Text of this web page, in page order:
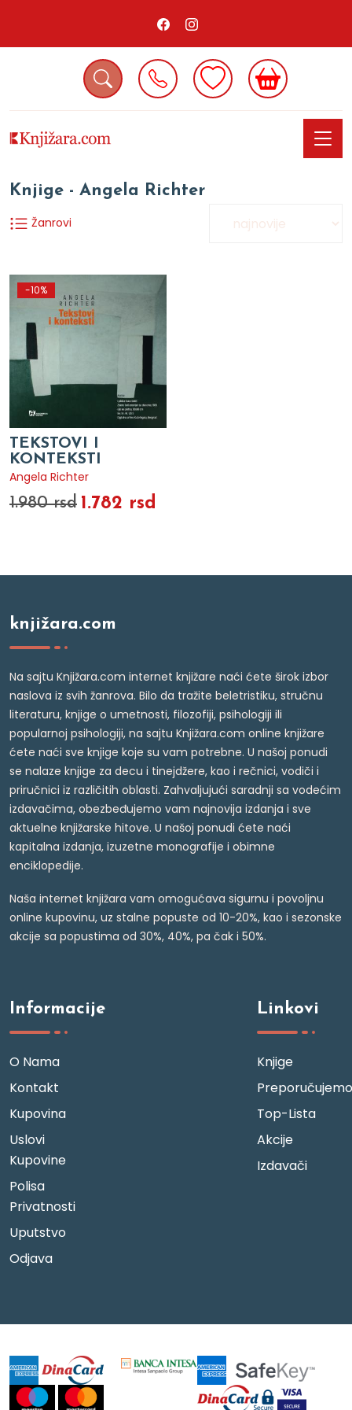
Knjige - Angela Richter
Žanrovi
-10%
TEKSTOVI I
KONTEKSTI
Angela Richter
1.980 rsd 1.782 rsd
knjižara.com
Na sajtu Knjižara.com internet knjižare naći ćete širok izbor
naslova iz svih žanrova. Bilo da tražite beletristiku, stručnu
literaturu, knjige o umetnosti, filozofiji, psihologiji ili
popularnoj psihologiji, na sajtu Knjižara.com online knjižare
ćete naći sve knjige koje su vam potrebne. U našoj ponudi
se nalaze knjige za decu i tinejdžere, kao i rečnici, vodiči i
priručnici iz različitih oblasti. Zahvaljujući saradnji sa vodećim
izdavačima, obezbeđujemo vam najnovija izdanja i sve
aktuelne knjižarske hitove. U našoj ponudi ćete naći
kapitalna izdanja, izuzetne monografije i obimne
enciklopedije.
Naša internet knjižara vam omogućava sigurnu i povoljnu
online kupovinu, uz stalne popuste od 10-20%, kao i sezonske
akcije sa popustima od 30%, 40%, pa čak i 50%.
Informacije
O Nama
Kontakt
Kupovina
Uslovi
Kupovine
Polisa
Privatnosti
Uputstvo
Odjava
Linkovi
Knjige
Preporučujemo
Top-Lista
Akcije
Izdavači